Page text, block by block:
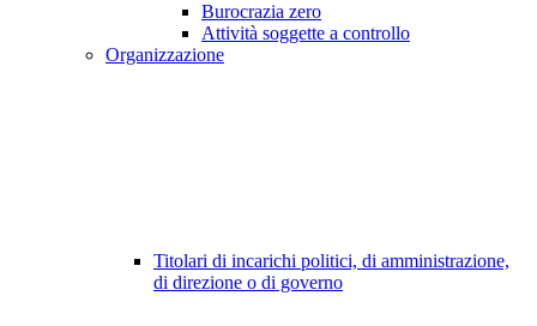
Burocrazia zero
Attività soggette a controllo
Organizzazione
Titolari di incarichi politici, di amministrazione,
di direzione o di governo